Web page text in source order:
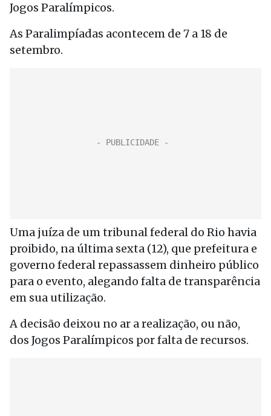
Jogos Paralímpicos.
As Paralimpíadas acontecem de 7 a 18 de
setembro.
Uma juíza de um tribunal federal do Rio havia
proibido, na última sexta (12), que prefeitura e
governo federal repassassem dinheiro público
para o evento, alegando falta de transparência
em sua utilização.
A decisão deixou no ar a realização, ou não,
dos Jogos Paralímpicos por falta de recursos.